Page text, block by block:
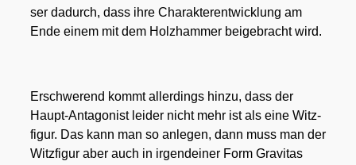
ser dadurch, dass ihre Cha­rak­ter­ent­wick­lung am
Ende einem mit dem Holz­ham­mer bei­gebracht wird.
Erschwe­rend kommt aller­dings hin­zu, dass der
Haupt-Ant­ago­nist lei­der nicht mehr ist als eine Witz­
fi­gur. Das kann man so anle­gen, dann muss man der
Witz­fi­gur aber auch in irgend­ei­ner Form Gra­vi­tas